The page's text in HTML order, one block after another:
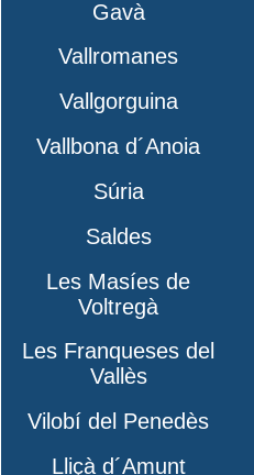
Gavà
Vallromanes
Vallgorguina
Vallbona d´Anoia
Súria
Saldes
Les Masíes de
Voltregà
Les Franqueses del
Vallès
Vilobí del Penedès
Lliçà d´Amunt